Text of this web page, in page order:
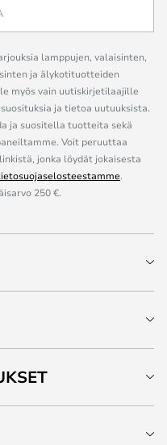
lamppujen, valaisinten,
ja älykotituotteiden
myös vain uutiskirjetilaajille
ja tietoa uutuuksista.
ja suositella tuotteita sekä
Voit peruuttaa
jonka löydät jokaisesta
.
250 €.